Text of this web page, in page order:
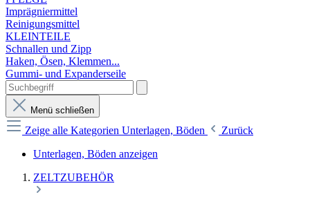
Imprägniermittel
Reinigungsmittel
KLEINTEILE
Schnallen und Zipp
Haken, Ösen, Klemmen...
Gummi- und Expanderseile
Menü schließen
Zeige alle Kategorien Unterlagen, Böden
Zurück
Unterlagen, Böden anzeigen
ZELTZUBEHÖR